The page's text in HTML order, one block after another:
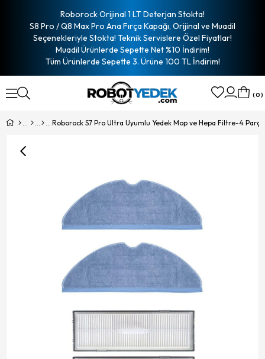
Roborock Orijinal 1 LT Deterjan Stokta!
S8 Pro / Q8 Max Pro Ana Fırça Kapağı, Orijinal ve Muadil
Seçenekleriyle Stokta! Teknik Servislere Özel Fiyatlar!
Muadil Ürünlerde Sepette Net %10 İndirim!
Tüm Ürünlerde Sepette 3. Ürüne 100 TL İndirim!
0
Roborock S7 Pro Ultra Uyumlu Yedek Mop ve Hepa Filtre-4 Parça